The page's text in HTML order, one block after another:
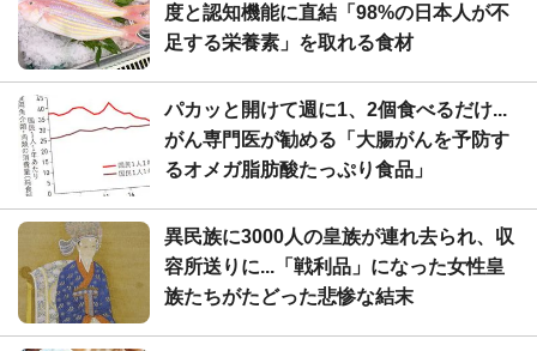
度と認知機能に直結「98%の日本人が不
足する栄養素」を取れる食材
パカッと開けて週に1、2個食べるだけ...
がん専門医が勧める「大腸がんを予防す
るオメガ脂肪酸たっぷり食品」
異民族に3000人の皇族が連れ去られ、収
容所送りに...「戦利品」になった女性皇
族たちがたどった悲惨な結末